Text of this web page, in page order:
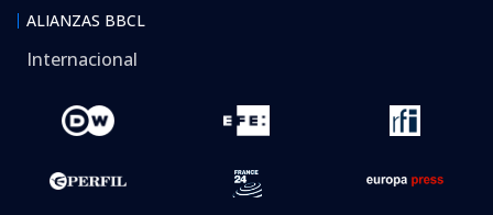
ALIANZAS BBCL
Internacional